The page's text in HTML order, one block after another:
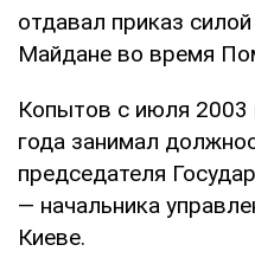
отдавал приказ
Майдане во время
Копытов с июля 2003
года занимал
председателя
— начальника
Киеве.